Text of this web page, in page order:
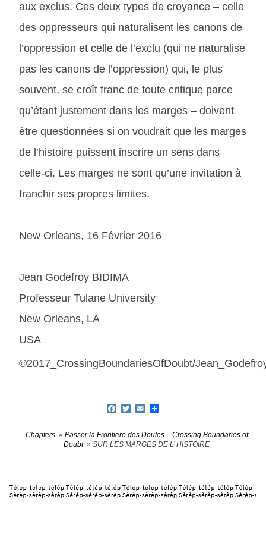
aux exclus. Ces deux types de croyance – celle
des oppresseurs qui naturalisent les canons de
l’oppression et celle de l’exclu (qui ne naturalise
pas les canons de l’oppression) qui, le plus
souvent, se croît franc de toute critique parce
qu’étant justement dans les marges – doivent
être questionnées si on voudrait que les marges
de l’histoire puissent inscrire un sens dans
celle-ci. Les marges ne sont qu’une invitation à
franchir ses propres limites.
New Orleans, 16 Février 2016
Jean Godefroy BIDIMA
Professeur Tulane University
New Orleans, LA
USA
©2017_CrossingBoundariesOfDoubt/
Facebook
TwitterEmail
Chapters» Passer la Frontiere des Doutes – Crossing Boundaries of
Doubt» SUR LES MARGES DE L’ HISTOIRE